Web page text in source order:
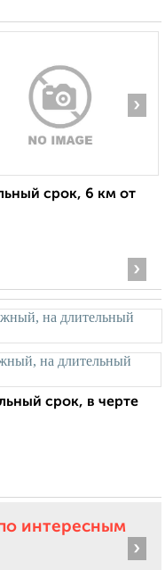
›
срок, 6 км от
›
срок, в черте
интересным
›